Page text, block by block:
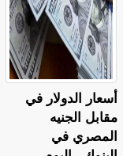
أسعار الدولار في
مقابل الجنيه
المصري في